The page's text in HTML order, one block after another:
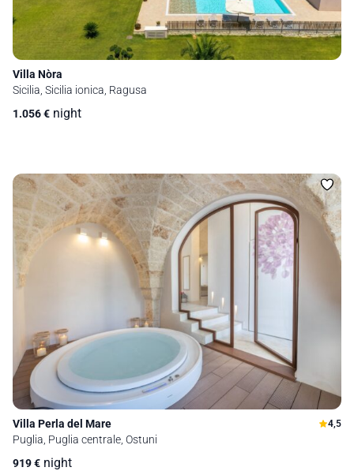
Villa Nòra
Sicilia, Sicilia ionica, Ragusa
1.056€ night
Villa Perla del Mare 4,5
Puglia, Puglia centrale, Ostuni
919€ night